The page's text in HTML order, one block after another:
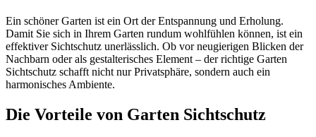
Ein schöner Garten ist ein Ort der Entspannung und Erholung.
Damit Sie sich in Ihrem Garten rundum wohlfühlen können, ist ein
effektiver Sichtschutz unerlässlich. Ob vor neugierigen Blicken der
Nachbarn oder als gestalterisches Element – der richtige Garten
Sichtschutz schafft nicht nur Privatsphäre, sondern auch ein
harmonisches Ambiente.
Die Vorteile von Garten Sichtschutz